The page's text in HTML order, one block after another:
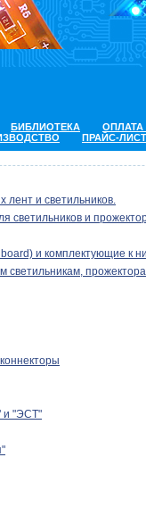
БИБЛИОТЕКА
ОПЛАТА
ПРАЙС-ЛИСТ
и светильников.
светильников и
и комплектующие к
светильникам,
и "ЭСТ"